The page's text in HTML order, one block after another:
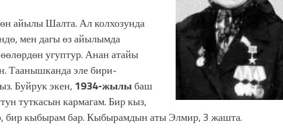
айылы Шалта. Ал колхозунда
мен дагы өз айылымда
угуптур. Анан атайы
Таанышканда эле бири-
Буйрук экен, 1934-жылыбаш
туткасын кармагам. Бир кыз,
бир кыбырам бар. Кыбырамдын аты Элмир, 3 жашта.